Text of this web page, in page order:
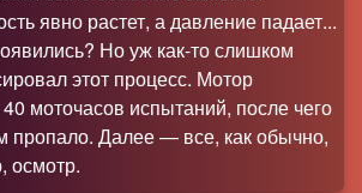
явно растет, а давление падает...
? Но уж как-то слишком
этот процесс. Мотор
моточасов испытаний, после чего
пропало. Далее — все, как обычно,
осмотр.